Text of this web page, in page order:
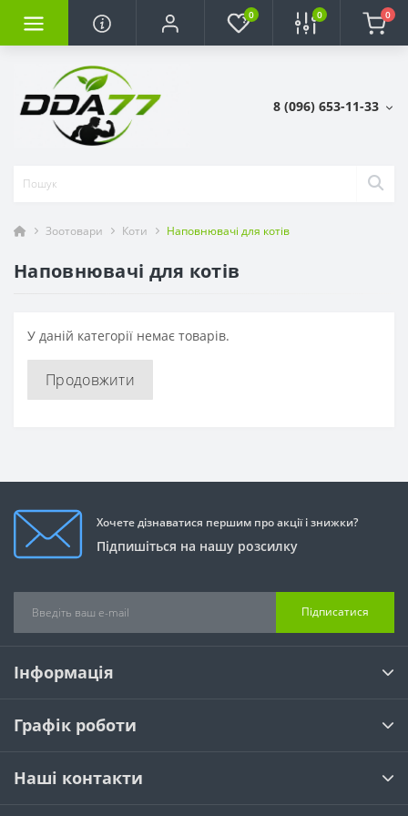
0 0 0
8 (096) 653-11-33
Зоотовари Коти Наповнювачі для котів
Наповнювачі для котів
У даній категорії немає товарів.
Продовжити
Хочете дізнаватися першим про акції і знижки?
Підпишіться на нашу розсилку
Підписатися
Інформація
Графік роботи
Наші контакти